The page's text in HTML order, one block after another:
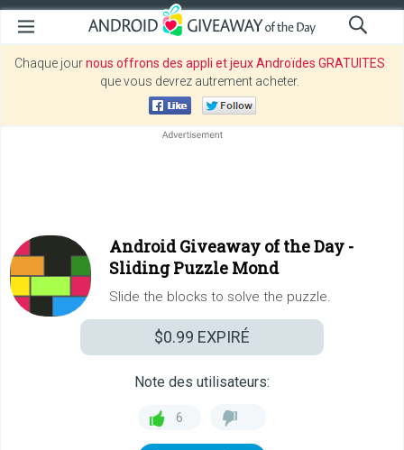
Chaque journous offrons des appli et jeux Androïdes GRATUITES
que vous devrez autrement acheter.
Android Giveaway of the Day -
Sliding Puzzle Mond
Slide the blocks to solve the puzzle.
$0.99 EXPIRÉ
Note des utilisateurs:
6